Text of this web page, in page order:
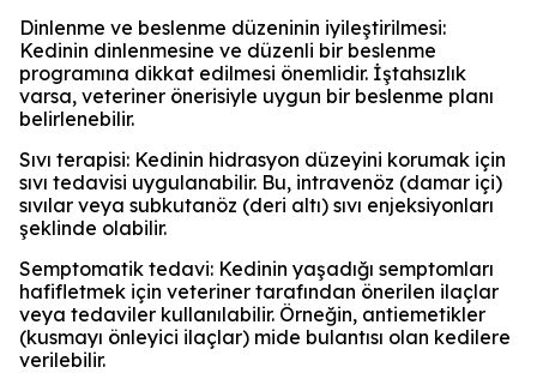
Dinlenme ve beslenme düzeninin iyileştirilmesi:
Kedinin dinlenmesine ve düzenli bir beslenme
programına dikkat edilmesi önemlidir. İştahsızlık
varsa, veteriner önerisiyle uygun bir beslenme planı
belirlenebilir.
Sıvı terapisi: Kedinin hidrasyon düzeyini korumak için
sıvı tedavisi uygulanabilir. Bu, intravenöz (damar içi)
sıvılar veya subkutanöz (deri altı) sıvı enjeksiyonları
şeklinde olabilir.
Semptomatik tedavi: Kedinin yaşadığı semptomları
hafifletmek için veteriner tarafından önerilen ilaçlar
veya tedaviler kullanılabilir. Örneğin, antiemetikler
(kusmayı önleyici ilaçlar) mide bulantısı olan kedilere
verilebilir.